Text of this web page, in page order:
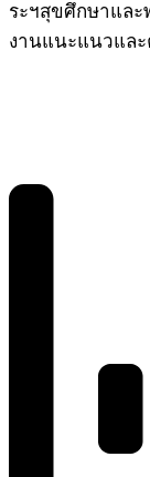
ระฯสุขศึกษาแล
งานแนะแนวแล